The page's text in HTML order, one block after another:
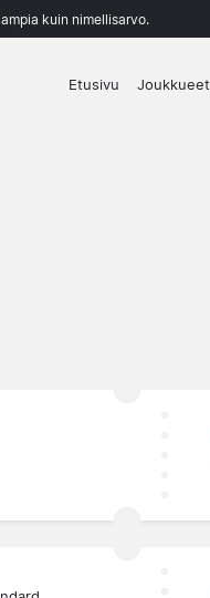
kuin nimellisarvo.
Etusivu Joukkueet